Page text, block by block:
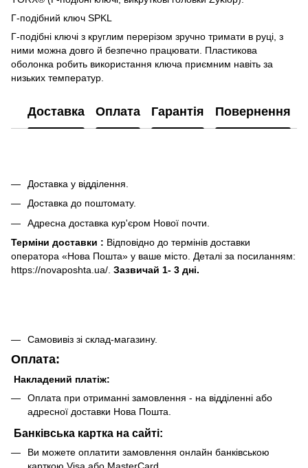
Г-подібний ключ SPKL
Г-подібні ключі з круглим перерізом зручно тримати в руці, з
ними можна довго й безпечно працювати. Пластикова
оболонка робить використання ключа приємним навіть за
низьких температур.
Доставка Оплата Гарантія Повернення
Доставка у відділення.
Доставка до поштомату.
Адресна доставка кур'єром Нової почти.
Терміни доставки : Відповідно до термінів доставки
оператора «Нова Пошта» у ваше місто. Деталі за посиланням:
https://novaposhta.ua/. Зазвичай 1- 3 дні.
Самовивіз зі склад-магазину.
Оплата:
Накладений платіж:
Оплата при отриманні замовлення - на відділенні або
адресної доставки Нова Пошта.
Банківська картка на сайті:
Ви можете оплатити замовлення онлайн банківською
карткою Visa або MasterCard.